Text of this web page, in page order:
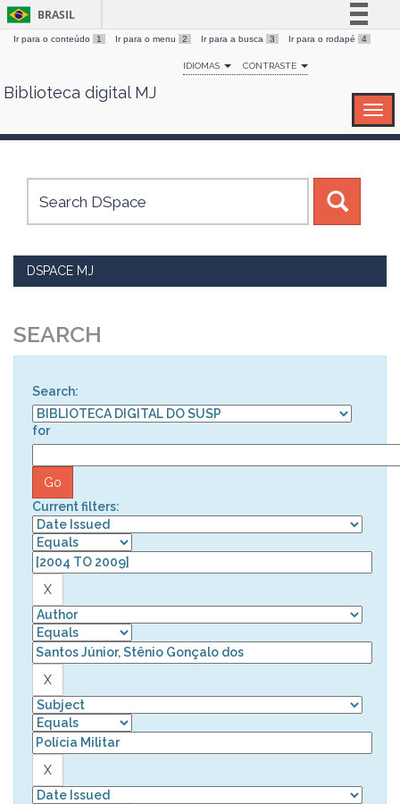
Skip
BRASIL
Simplifique!
Comunica BR
Canais
Ir para o conteúdo 1 Ir para o menu 2 Ir para a busca 3 Ir para o rodapé 4
IDIOMAS CONTRASTE
Biblioteca digital MJ
DSPACE MJ
SEARCH
Search:
for
Current filters: